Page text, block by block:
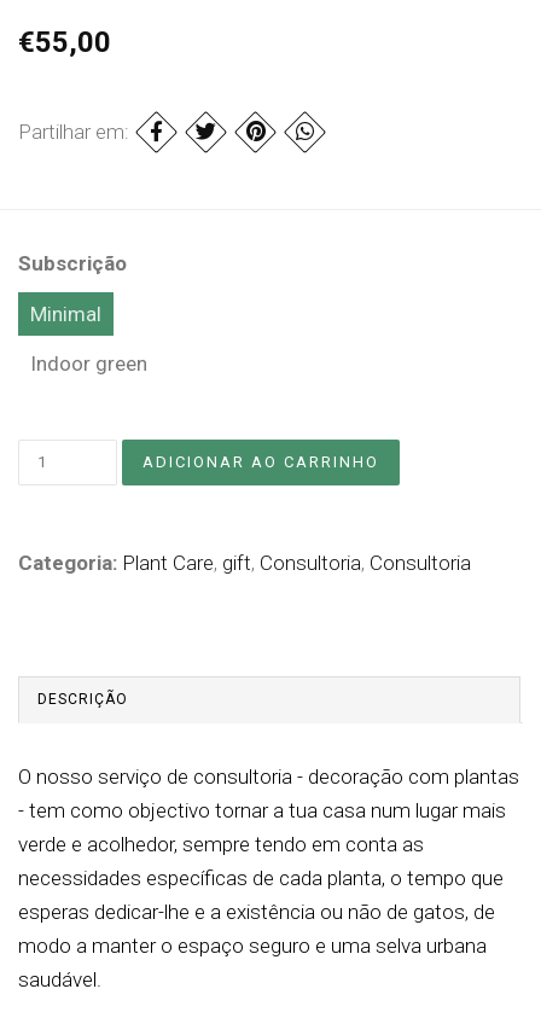
€55,00
Partilhar em:
Subscrição
Minimal
Indoor green
Categoria: Plant Care, gift, Consultoria, Consultoria
DESCRIÇÃO
O nosso serviço de consultoria - decoração com plantas
- tem como objectivo tornar a tua casa num lugar mais
verde e acolhedor, sempre tendo em conta as
necessidades específicas de cada planta, o tempo que
esperas dedicar-lhe e a existência ou não de gatos, de
modo a manter o espaço seguro e uma selva urbana
saudável.